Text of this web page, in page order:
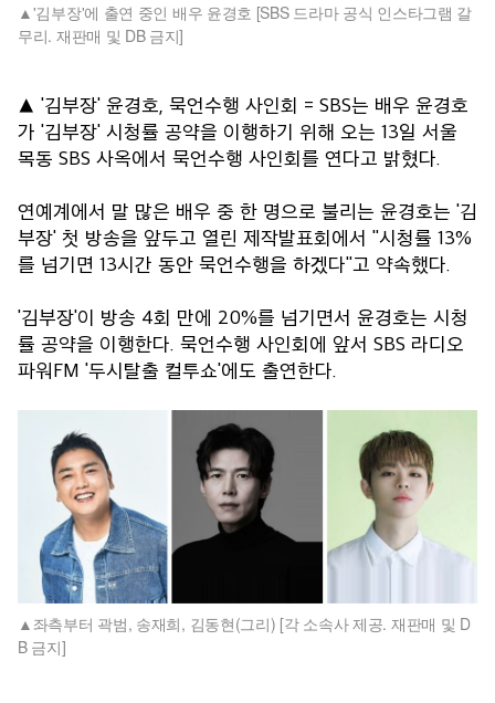
'김부장'에 출연 중인 배우 윤경호 [SBS 드라마 공식 인스타그램 갈
무리. 재판매 및 DB 금지]
▲ '김부장' 윤경호, 묵언수행 사인회 = SBS는 배우 윤경호
가 '김부장' 시청률 공약을 이행하기 위해 오는 13일 서울
목동 SBS 사옥에서 묵언수행 사인회를 연다고 밝혔다.
연예계에서 말 많은 배우 중 한 명으로 불리는 윤경호는 '김
부장' 첫 방송을 앞두고 열린 제작발표회에서 "시청률 13%
를 넘기면 13시간 동안 묵언수행을 하겠다"고 약속했다.
'김부장'이 방송 4회 만에 20%를 넘기면서 윤경호는 시청
률 공약을 이행한다. 묵언수행 사인회에 앞서 SBS 라디오
파워FM '두시탈출 컬투쇼'에도 출연한다.
좌측부터 곽범, 송재희, 김동현(그리) [각 소속사 제공. 재판매 및 D
B 금지]